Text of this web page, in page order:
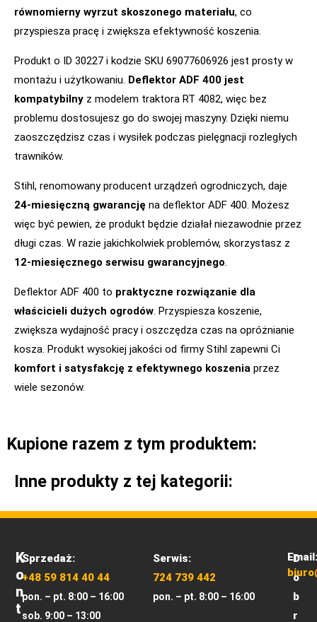
równomierny wyrzut skoszonego materiału, co
przyspiesza pracę i zwiększa efektywność koszenia.
Produkt o ID 30227 i kodzie SKU 69077606926 jest prosty w
montażu i użytkowaniu. Deflektor ADF 400 jest
kompatybilny z modelem traktora RT 4082, więc bez
problemu dostosujesz go do swojej maszyny. Dzięki niemu
zaoszczędzisz czas i wysiłek podczas pielęgnacji rozległych
trawników.
Stihl, renomowany producent urządzeń ogrodniczych, daje
24-miesięczną gwarancję na deflektor ADF 400. Możesz
więc być pewien, że produkt będzie działał niezawodnie przez
długi czas. W razie jakichkolwiek problemów, skorzystasz z
12-miesięcznego serwisu gwarancyjnego.
Deflektor ADF 400 to praktyczne rozwiązanie dla
właścicieli dużych ogrodów. Przyspiesza koszenie,
zwiększa wydajność pracy i oszczędza czas na opróżnianie
kosza. Produkt wysokiej jakości od firmy Stihl zapewni Ci
komfort i satysfakcję z efektywnego koszenia przez
wiele sezonów.
Kupione razem z tym produktem:
Inne produkty z tej kategorii:
K
O
N
T
Sprzedaż:
+48 59 814 40 44
pon. – pt. 8:00 – 16:00
sob. 9:00 – 13:00
Serwis:
724 739 442
pon. – pt. 8:00 – 16:00
Email:
D
o
b
r